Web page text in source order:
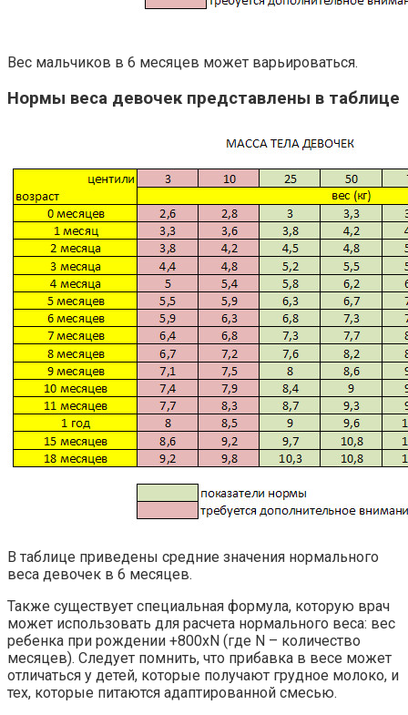
Вес мальчиков в 6 месяцев может варьироваться.
Нормы веса девочек представлены в таблице
В таблице приведены средние значения нормального
веса девочек в 6 месяцев.
Также существует специальная формула, которую врач
может использовать для расчета нормального веса: вес
ребенка при рождении +800хN (где N – количество
месяцев). Следует помнить, что прибавка в весе может
отличаться у детей, которые получают грудное молоко, и
тех, которые питаются адаптированной смесью.